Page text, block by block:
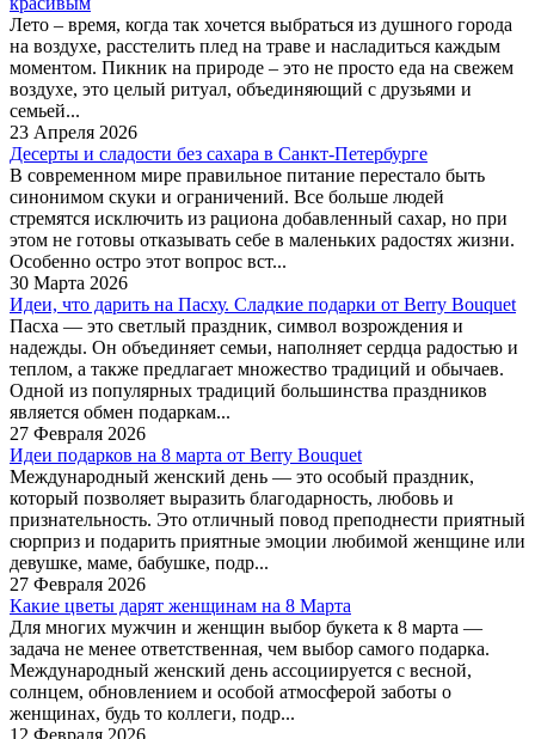
Лето – время, когда так хочется выбраться из душного города
на воздухе, расстелить плед на траве и насладиться каждым
моментом. Пикник на природе – это не просто еда на свежем
воздухе, это целый ритуал, объединяющий с друзьями и
семьей...
23 Апреля 2026
Десерты и сладости без сахара в Санкт-Петербурге
В современном мире правильное питание перестало быть
синонимом скуки и ограничений. Все больше людей
стремятся исключить из рациона добавленный сахар, но при
этом не готовы отказывать себе в маленьких радостях жизни.
Особенно остро этот вопрос вст...
30 Марта 2026
Идеи, что дарить на Пасху. Сладкие подарки от Berry Bouquet
Пасха — это светлый праздник, символ возрождения и
надежды. Он объединяет семьи, наполняет сердца радостью и
теплом, а также предлагает множество традиций и обычаев.
Одной из популярных традиций большинства праздников
является обмен подаркам...
27 Февраля 2026
Идеи подарков на 8 марта от Berry Bouquet
Международный женский день — это особый праздник,
который позволяет выразить благодарность, любовь и
признательность. Это отличный повод преподнести приятный
сюрприз и подарить приятные эмоции любимой женщине или
девушке, маме, бабушке, подр...
27 Февраля 2026
Какие цветы дарят женщинам на 8 Марта
Для многих мужчин и женщин выбор букета к 8 марта —
задача не менее ответственная, чем выбор самого подарка.
Международный женский день ассоциируется с весной,
солнцем, обновлением и особой атмосферой заботы о
женщинах, будь то коллеги, подр...